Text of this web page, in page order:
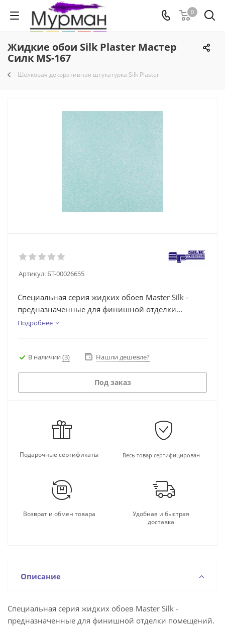
0
Жидкие обои Silk Plaster Мастер
Силк MS-167
Шелковая декоративная штукатурка Silk Plaster
Артикул: БТ-00026655
Специальная серия жидких обоев Master Silk -
предназначенные для финишной отделки...
Подробнее
В наличии (3) Нашли дешевле?
Под заказ
Подарочные сертификаты Весь товар сертифицирован
Возврат и обмен товара
Удобная и быстрая
доставка
Описание
Специальная серия жидких обоев Master Silk -
предназначенные для финишной отделки помещений.